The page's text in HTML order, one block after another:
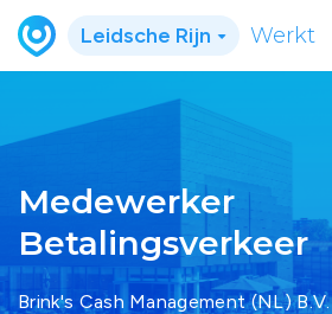
Leidsche Rijn Werkt
Medewerker
Betalingsverkeer
Brink's Cash Management (NL) B.V.